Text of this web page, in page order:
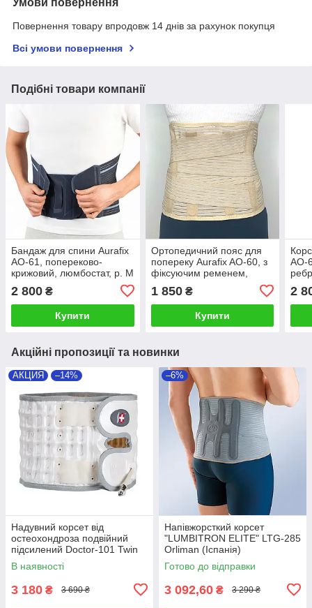
Умови повернення
Повернення товару впродовж 14 днів за рахунок покупця
Всі умови повернення
Подібні товари компанії
Бандаж для спини Aurafix
AO-61, попереково-
крижовий, люмбостат, р. М
2 800 ₴
Купити
Ортопедичний пояс для
попереку Aurafix AO-60, з
фіксуючим ременем,
1 850₴
Купити
AO-
2
Акційні пропозиції та новинки
АКЦИЯ –14%
Надувний корсет від
остеохондроза подвійний
підсилений Doctor-101 Twin
(TW-PNC-2)
В наявності
3 180 ₴ 3 690 ₴
–6%
Напівжорсткий корсет
"LUMBITRON ELITE" LTG-285
Orliman (Іспанія)
Готово до відправки
3 092,60 ₴ 3 290 ₴